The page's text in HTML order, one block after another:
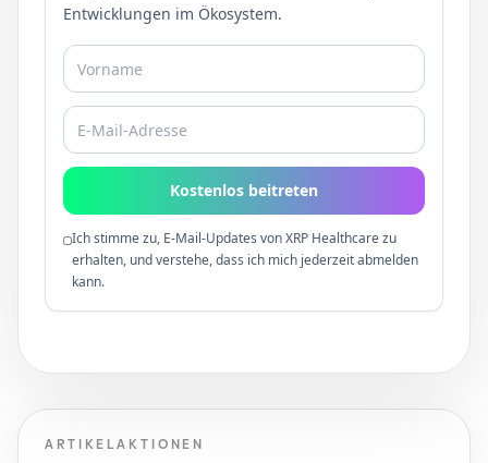
Entwicklungen im Ökosystem.
Kostenlos beitreten
Ich stimme zu, E-Mail-Updates von XRP Healthcare zu
erhalten, und verstehe, dass ich mich jederzeit abmelden
kann.
ARTIKELAKTIONEN